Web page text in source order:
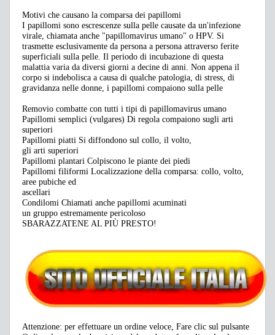
Motivi che causano la comparsa dei papillomi
I papillomi sono escrescenze sulla pelle causate da un'infezione
virale, chiamata anche "papillomavirus umano" o HPV. Si
trasmette esclusivamente da persona a persona attraverso ferite
superficiali sulla pelle. Il periodo di incubazione di questa
malattia varia da diversi giorni a decine di anni. Non appena il
corpo si indebolisca a causa di qualche patologia, di stress, di
gravidanza nelle donne, i papillomi compaiono sulla pelle
Removio combatte con tutti i tipi di papillomavirus umano
Papillomi semplici (vulgares) Di regola compaiono sugli arti
superiori
Papillomi piatti Si diffondono sul collo, il volto,
gli arti superiori
Papillomi plantari Colpiscono le piante dei piedi
Papillomi filiformi Localizzazione della comparsa: collo, volto,
aree pubiche ed
ascellari
Condilomi Chiamati anche papillomi acuminati
un gruppo estremamente pericoloso
SBARAZZATENE AL PIÙ PRESTO!
Attenzione: per effettuare un ordine veloce, Fare clic sul pulsante